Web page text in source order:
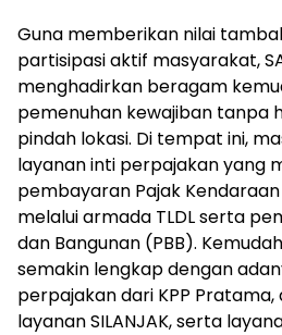
Guna memberikan nilai
partisipasi aktif masyarakat,
menghadirkan beragam
pemenuhan kewajiban tanpa
pindah lokasi. Di tempat ini,
layanan inti perpajakan yang
pembayaran Pajak
melalui armada TLDL serta
dan Bangunan (PBB).
semakin lengkap dengan
perpajakan dari KPP Pratama,
layanan SILANJAK, serta